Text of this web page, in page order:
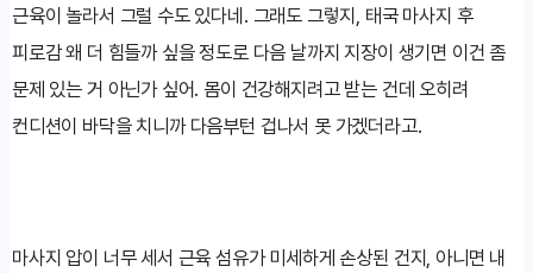
근육이 놀라서 그럴 수도 있다네. 그래도 그렇지, 태국 마사지 후
피로감 왜 더 힘들까 싶을 정도로 다음 날까지 지장이 생기면 이건 좀
문제 있는 거 아닌가 싶어. 몸이 건강해지려고 받는 건데 오히려
컨디션이 바닥을 치니까 다음부턴 겁나서 못 가겠더라고.
마사지 압이 너무 세서 근육 섬유가 미세하게 손상된 건지, 아니면 내